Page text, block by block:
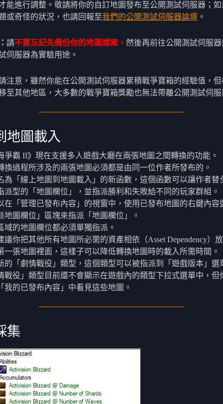
能進行調整。敬請將你的自訂地圖發布至公開測試伺服器；
或奇怪的狀況，也請回報至我們的公開測試伺服器論壇 。
請不要忘記先備份你的地圖檔案， 然後再前往公開測試伺服
伺服器為實驗用途。
注意，雖然你能在公開測試伺服器累積戰爭寶箱的經驗值，
至其他地區，大多數的戰爭寶箱獎勵也無法帶離公開測試伺服
地圖載入
爭霸 II》現在支援多人遊戲大廳在兩張地圖之間轉換的功能。
換過程所涉及的兩張地圖必須都是由同一位作者所發布的。
為「線上地圖到地圖載入」的新函數，這個函數可以讓作者替
派型的「地圖欄位」，並指派勝利和失敗給不同的玩家群組。
在「管理已發布內容」的視窗中，使用已發布地圖的右鍵內容
地圖欄位」區塊來指派「地圖欄位」。
域的地圖欄位都必須單獨指派。
議你把其他所有地圖所必需的資產相依（Asset Dependency）
一張地圖裡面，這樣子可以降低轉換地圖時的載入所需時間。
的「劇情戰役」類型，這個類型可以被指派到「遊戲版本」選
戰役」類型目前還不會顯示在遊戲內的類型下拉式選單中，但
我的已發布內容」中看見這些地圖。
集